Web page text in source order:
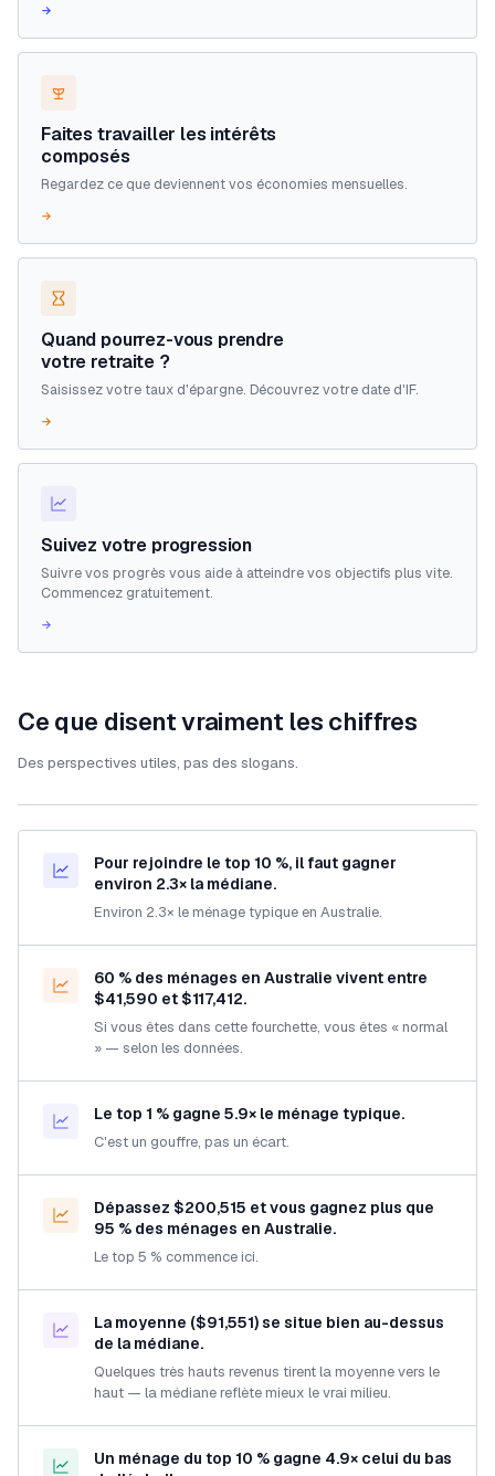
→
Faites travailler les intérêts
composés
Regardez ce que deviennent vos économies mensuelles.
→
Quand pourrez-vous prendre
votre retraite ?
Saisissez votre taux d'épargne. Découvrez votre date d'IF.
→
Suivez votre progression
Suivre vos progrès vous aide à atteindre vos objectifs plus vite.
Commencez gratuitement.
→
Ce que disent vraiment les chiffres
Des perspectives utiles, pas des slogans.
Pour rejoindre le top 10 %, il faut gagner
environ 2.3× la médiane.
Environ 2.3× le ménage typique en Australie.
60 % des ménages en Australie vivent entre
$41,590 et $117,412.
Si vous êtes dans cette fourchette, vous êtes « normal
» — selon les données.
Le top 1 % gagne 5.9× le ménage typique.
C'est un gouffre, pas un écart.
Dépassez $200,515 et vous gagnez plus que
95 % des ménages en Australie.
Le top 5 % commence ici.
La moyenne ($91,551) se situe bien au-dessus
de la médiane.
Quelques très hauts revenus tirent la moyenne vers le
haut — la médiane reflète mieux le vrai milieu.
Un ménage du top 10 % gagne 4.9× celui du bas